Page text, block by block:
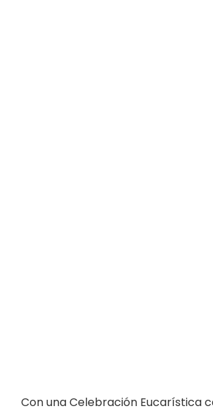
Con una Celebración Eucarística